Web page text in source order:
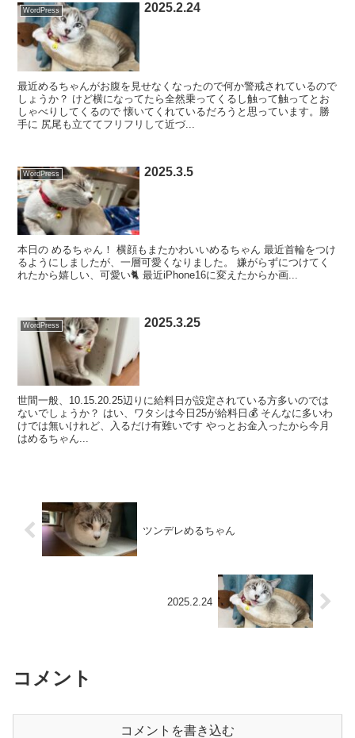
WordPress 2025.2.24
最近めるちゃんがお腹を見せなくなったので何か警戒されているので
しょうか？ けど横になってたら全然乗ってくるし触って触ってとお
しゃべりしてくるので 懐いてくれているだろうと思っています。勝
手に 尻尾も立ててフリフリして近づ...
WordPress 2025.3.5
本日の めるちゃん！ 横顔もまたかわいいめるちゃん 最近首輪をつけ
るようにしましたが、一層可愛くなりました。 嫌がらずにつけてく
れたから嬉しい、可愛い🐈 最近iPhone16に変えたからか画...
WordPress 2025.3.25
世間一般、10.15.20.25辺りに給料日が設定されている方多いのでは
ないでしょうか？ はい、ワタシは今日25が給料日💰 そんなに多いわ
けでは無いけれど、入るだけ有難いです やっとお金入ったから今月
はめるちゃん...
ツンデレめるちゃん
2025.2.24
コメント
コメントを書き込む